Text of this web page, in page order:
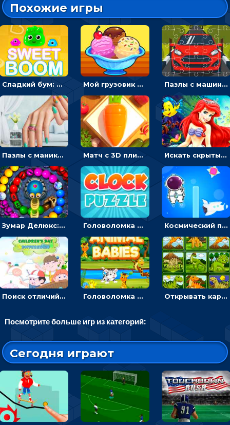
Похожие игры
Сладкий бум: тапнуть, чтобы взорвать желейки - головоломка Мой грузовик с мороженным: принимать заказы и готовить десерты Пазлы с машинами Форд: собирать картинки и открывать новые
Пазлы с маникюром: собери идеальный рисунок для ногтей Матч с 3D плитками: раскладывать одинаковые предметы в окошки по три в ряд Искать скрытый алфавит на картинках с мультяшными героями - головоломка для детей
Зумар Делюкс: бросай шарики с черепашкой, чтобы остановить очередь Головоломка с часами для детей: читать время по циферблату Космический побег: двигать космонавта, чтобы попасть к кораблю
Поиск отличий на картинках с детьми - головоломка Головоломка Звери-малыши: открывай карточки по очереди, чтобы найти одинаковые Открывать картинки с динозаврами и складывать в пары по памяти - головоломка
Посмотрите больше игр из категорий:
Сегодня играют